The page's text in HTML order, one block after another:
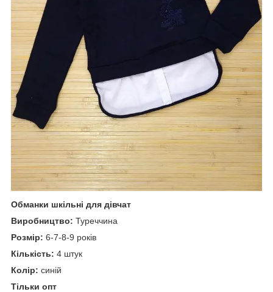
Обманки шкільні для дівчат
Виробництво: Туреччина
Розмір: 6-7-8-9 років
Кількість: 4 штук
Колір: синій
Тільки опт